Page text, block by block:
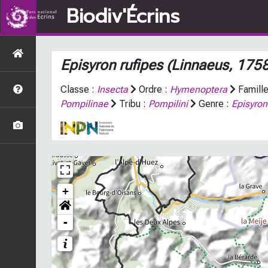
Biodiv'Écrins
Episyron rufipes(Linnaeus,
Classe : Insecta Ordre : Hymenoptera
Pompilinae
Tribu : Pompilini Genre : Episyron
+
-